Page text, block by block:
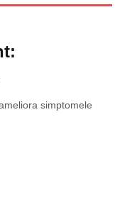
simptomele